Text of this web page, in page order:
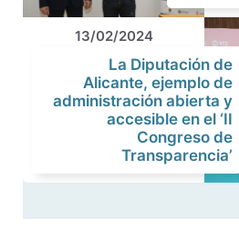
13/02/2024
La Diputación de
Alicante, ejemplo de
administración abierta y
accesible en el ‘II
Congreso de
Transparencia’